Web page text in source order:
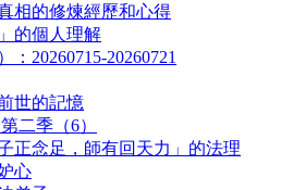
相的修煉經歷和心得
的個人理解
20260715-20260721
世的記憶
二季（6）
正念足，師有回天力」的法理
心